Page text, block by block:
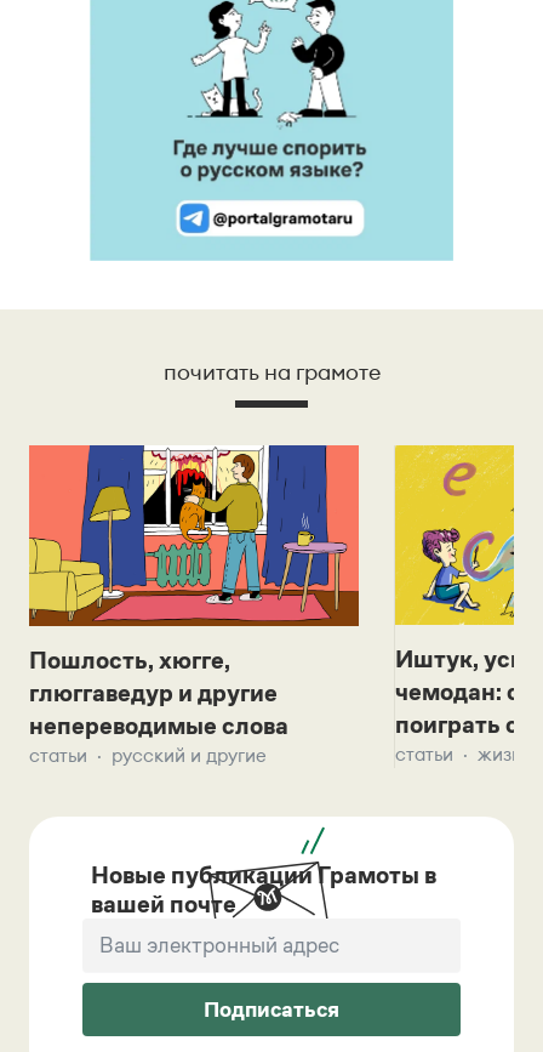
почитать на грамоте
Пошлость, хюгге,
глюггаведур и другие
непереводимые слова
статьи русский и другие
Иштук,
чемодан:
поиграть с
статьи жизнь
Новые публикации Грамоты в
вашей почте
Подписаться